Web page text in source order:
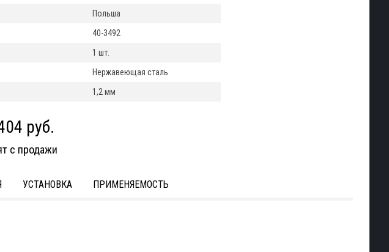
руб.
с продажи
Польша
40-3492
1 шт.
Нержавеющая сталь
1,2 мм
УСТАНОВКА ПРИМЕНЯЕМОСТЬ